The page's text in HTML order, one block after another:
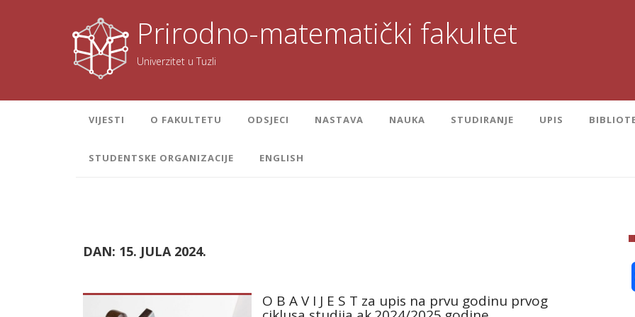
Prirodno-matematički fakultet
Univerzitet u Tuzli
VIJESTI O FAKULTETU ODSJECI NASTAVA NAUKA STUDIRANJE UPIS
STUDENTSKE ORGANIZACIJE ENGLISH
DAN: 15. JULA 2024.
O B A V I J E S T za upis na prvu godinu prvog